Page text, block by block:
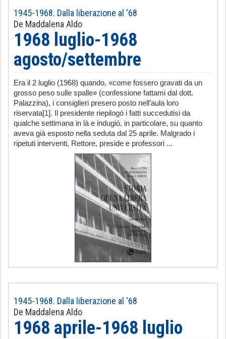
1945-1968. Dalla liberazione al '68
De Maddalena Aldo
1968 luglio-1968
agosto/settembre
Era il 2 luglio (1968) quando, «come fossero gravati da un
grosso peso sulle spalle» (confessione fattami dal dott.
Palazzina), i consiglieri presero posto nell’aula loro
riservata[1]. Il presidente riepilogò i fatti succedutisi da
qualche settimana in là e indugiò, in particolare, su quanto
aveva già esposto nella seduta dal 25 aprile. Malgrado i
ripetuti interventi, Rettore, preside e professori ...
1945-1968. Dalla liberazione al '68
De Maddalena Aldo
1968 aprile-1968 luglio